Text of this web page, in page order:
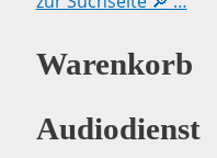
Warenkorb
Audiodienst